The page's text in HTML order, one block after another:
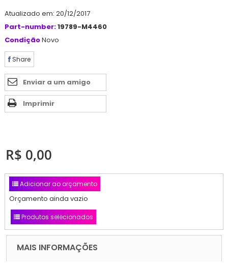
Atualizado em: 20/12/2017
Part-number:19789-M4460
CondiçãoNovo
Share
Enviar a um amigo
Imprimir
R$ 0,00
Adicionar ao orçamento
Orçamento ainda vazio
Produtos selecionados
MAIS INFORMAÇÕES